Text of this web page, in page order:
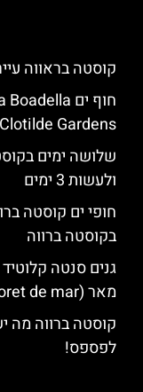
קוסטה בראווה
Clotilde Gardens)
שלושה ימים
ולעשות 3 ימים
חופי ים קוסטה
בקוסטה ברווה
מאר (Lloret de mar)
קוסטה ברווה מה
לפספס!